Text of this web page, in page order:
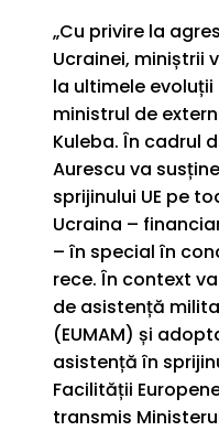
„Cu privire la
Ucrainei, miniștrii
la ultimele
ministrul de
Kuleba. În cadrul
Aurescu va
sprijinului UE pe
Ucraina –
– în special în
rece. În context
de asistență
(EUMAM) și
asistență în
Facilității
transmis